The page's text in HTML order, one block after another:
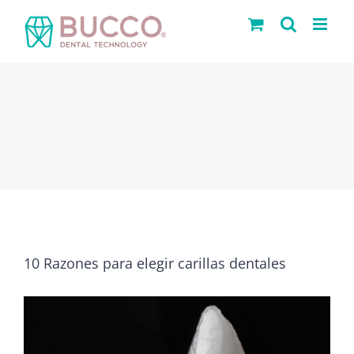
10 Razones para elegir carillas dentales